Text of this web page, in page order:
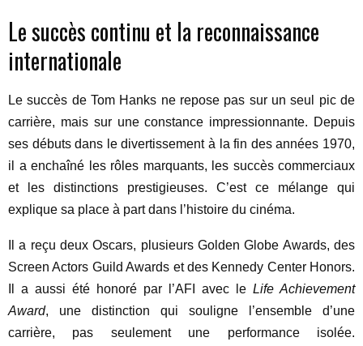
Le succès continu et la reconnaissance
internationale
Le succès de Tom Hanks ne repose pas sur un seul pic de
carrière, mais sur une constance impressionnante. Depuis
ses débuts dans le divertissement à la fin des années 1970,
il a enchaîné les rôles marquants, les succès commerciaux
et les distinctions prestigieuses. C’est ce mélange qui
explique sa place à part dans l’histoire du cinéma.
Il a reçu deux Oscars, plusieurs Golden Globe Awards, des
Screen Actors Guild Awards et des Kennedy Center Honors.
Il a aussi été honoré par l’AFI avec le Life Achievement
Award, une distinction qui souligne l’ensemble d’une
carrière, pas seulement une performance isolée.